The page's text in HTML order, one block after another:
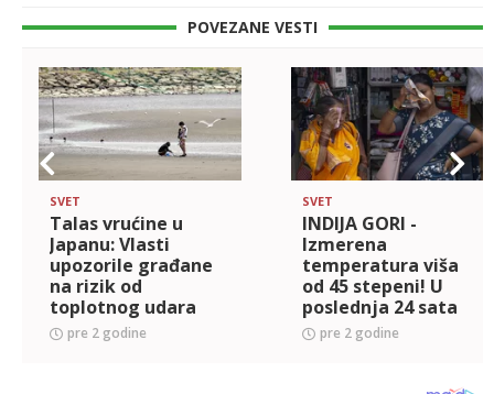
POVEZANE VESTI
SVET
Talas vrućine u
Japanu: Vlasti
upozorile građane
na rizik od
toplotnog udara
(FOTO)
pre 2 godine
SVET
INDIJA GORI -
Izmerena
temperatura viša
od 45 stepeni! U
poslednja 24 sata
umrlo 29 osoba od
toplotnog udara
pre 2 godine